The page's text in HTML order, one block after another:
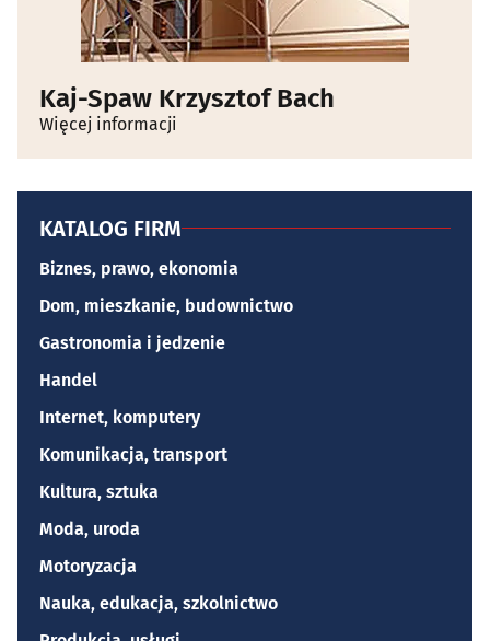
Kaj-Spaw Krzysztof Bach
Więcej informacji
KATALOG FIRM
Biznes, prawo, ekonomia
Dom, mieszkanie, budownictwo
Gastronomia i jedzenie
Handel
Internet, komputery
Komunikacja, transport
Kultura, sztuka
Moda, uroda
Motoryzacja
Nauka, edukacja, szkolnictwo